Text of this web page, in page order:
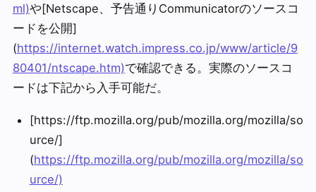
ml)や[Netscape、予告通りCommunicatorのソースコ
ードを公開]
(https://internet.watch.impress.co.jp/www/article/9
80401/ntscape.htm)で確認できる。実際のソースコ
ードは下記から入手可能だ。
[https://ftp.mozilla.org/pub/mozilla.org/mozilla/so
urce/]
(https://ftp.mozilla.org/pub/mozilla.org/mozilla/so
urce/)